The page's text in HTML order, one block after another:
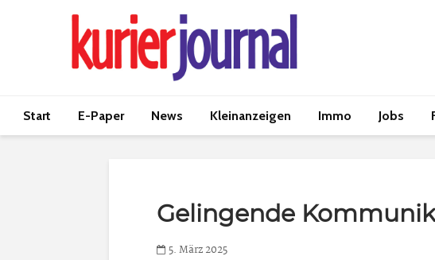
Start E-Paper News Kleinanzeigen Immo Jobs
Gelingende
5. März 2025